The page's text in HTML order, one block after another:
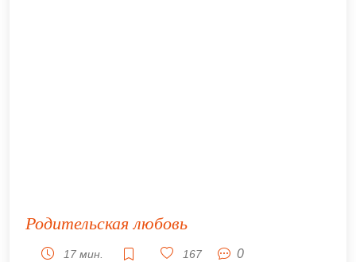
Родительская любовь
17 мин. 167 0